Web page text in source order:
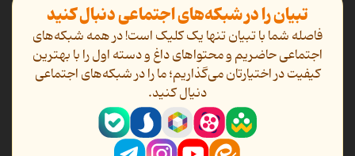
تبیان را در شبکه‌های اجتماعی دنبال کنید
فاصله شما با تبیان تنها یک کلیک است! در همه شبکه‌های
اجتماعی حاضریم و محتواهای داغ و دسته اول را با بهترین
کیفیت در اختیارتان می‌گذاریم؛ ما را در شبکه‌های اجتماعی
دنیال کنید.